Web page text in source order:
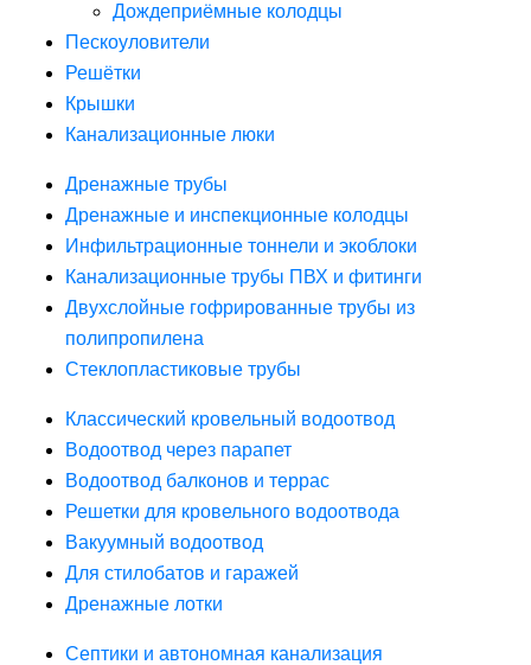
Дождеприёмные колодцы
Пескоуловители
Решётки
Крышки
Канализационные люки
Дренажные трубы
Дренажные и инспекционные колодцы
Инфильтрационные тоннели и экоблоки
Канализационные трубы ПВХ и фитинги
Двухслойные гофрированные трубы из
полипропилена
Стеклопластиковые трубы
Классический кровельный водоотвод
Водоотвод через парапет
Водоотвод балконов и террас
Решетки для кровельного водоотвода
Вакуумный водоотвод
Для стилобатов и гаражей
Дренажные лотки
Септики и автономная канализация